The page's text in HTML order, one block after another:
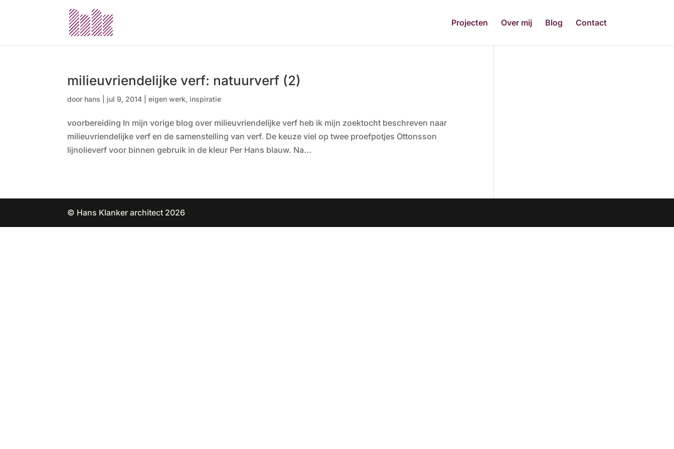
Projecten Over mij Blog Contact
milieuvriendelijke verf: natuurverf (2)
door hans jul 9, 2014 |eigen werk, inspiratie
voorbereiding In mijn vorige blog over milieuvriendelijke verf heb ik mijn zoektocht beschreven naar
milieuvriendelijke verf en de samenstelling van verf. De keuze viel op twee proefpotjes Ottonsson
lijnolieverf voor binnen gebruik in de kleur Per Hans blauw. Na...
© Hans Klanker architect 2026